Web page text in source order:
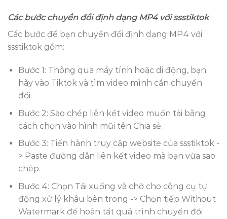
Các bước chuyển đổi định dạng MP4 với ssstiktok
Các bước để bạn chuyển đổi định dạng MP4 với
ssstiktok gồm:
Bước 1: Thông qua máy tính hoặc di động, bạn
hãy vào Tiktok và tìm video mình cần chuyển
đổi.
Bước 2: Sao chép liên kết video muốn tải bằng
cách chọn vào hình mũi tên Chia sẻ.
Bước 3: Tiến hành truy cập website của ssstiktok -
> Paste đường dẫn liên kết video mà bạn vừa sao
chép.
Bước 4: Chọn Tải xuống và chờ cho công cụ tự
động xử lý khâu bên trong -> Chọn tiếp Without
Watermark để hoàn tất quá trình chuyển đổi